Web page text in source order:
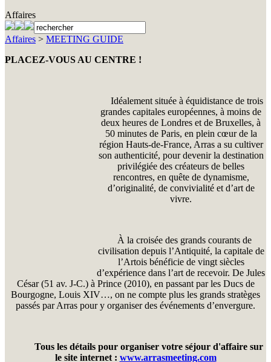
Affaires
Affaires > MEETING GUIDE
PLACEZ-VOUS AU CENTRE !
Idéalement située à équidistance de trois
grandes capitales européennes, à moins de
deux heures de Londres et de Bruxelles, à
50 minutes de Paris, en plein cœur de la
région Hauts-de-France, Arras a su cultiver
son authenticité, pour devenir la destination
privilégiée des créateurs de belles
rencontres, en quête de dynamisme,
d’originalité, de convivialité et d’art de
vivre.
À la croisée des grands courants de
civilisation depuis l’Antiquité, la capitale de
l’Artois bénéficie de vingt siècles
d’expérience dans l’art de recevoir. De Jules
César (51 av. J-C.) à Prince (2010), en passant par les Ducs de
Bourgogne, Louis XIV…, on ne compte plus les grands stratèges
passés par Arras pour y organiser des événements d’envergure.
Tous les détails pour organiser votre séjour d'affaire sur
le site internet : www.arrasmeeting.com